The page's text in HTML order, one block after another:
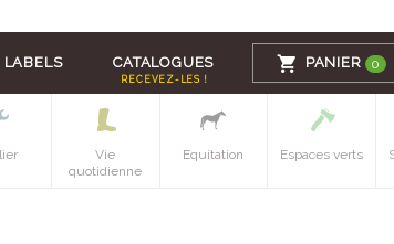
LABELS CATALOGUES
RECEVEZ-LES !
PANIER 0
Vie
quotidienne
Equitation Espaces verts